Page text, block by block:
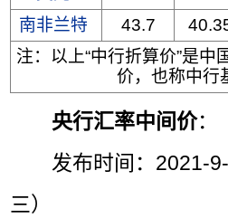
南非兰特
43.7
注：以上“中行折算价”是中
价，也称中行
央行汇率中间价：
发布时间：2021-9-
三）